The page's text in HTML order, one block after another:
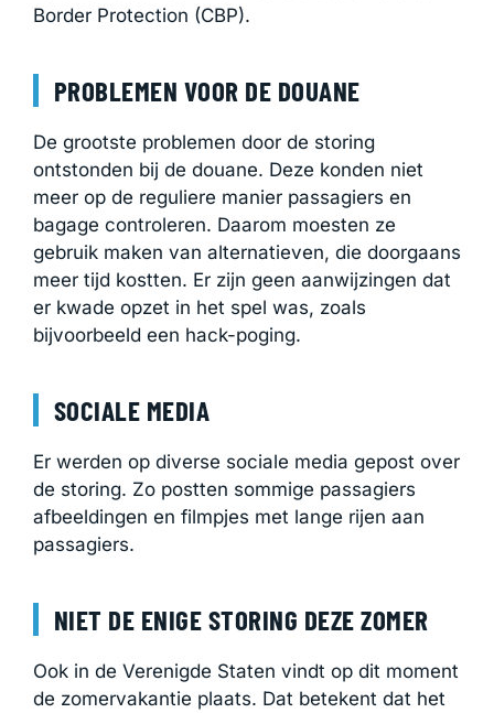
Border Protection (CBP).
PROBLEMEN VOOR DE DOUANE
De grootste problemen door de storing
ontstonden bij de douane. Deze konden niet
meer op de reguliere manier passagiers en
bagage controleren. Daarom moesten ze
gebruik maken van alternatieven, die doorgaans
meer tijd kostten. Er zijn geen aanwijzingen dat
er kwade opzet in het spel was, zoals
bijvoorbeeld een hack-poging.
SOCIALE MEDIA
Er werden op diverse sociale media gepost over
de storing. Zo postten sommige passagiers
afbeeldingen en filmpjes met lange rijen aan
passagiers.
NIET DE ENIGE STORING DEZE ZOMER
Ook in de Verenigde Staten vindt op dit moment
de zomervakantie plaats. Dat betekent dat het